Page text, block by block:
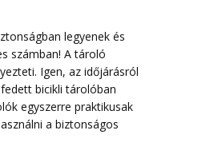
legyenek és
számban! A tároló
Igen, az időjárásról
bicikli tárolóban
egyszerre praktikusak
a biztonságos